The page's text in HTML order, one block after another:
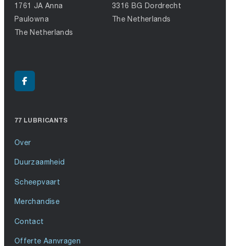
1761 JA Anna
Paulowna
The Netherlands
3316 BG Dordrecht
The Netherlands
77 LUBRICANTS
Over
Duurzaamheid
Scheepvaart
Merchandise
Contact
Offerte Aanvragen